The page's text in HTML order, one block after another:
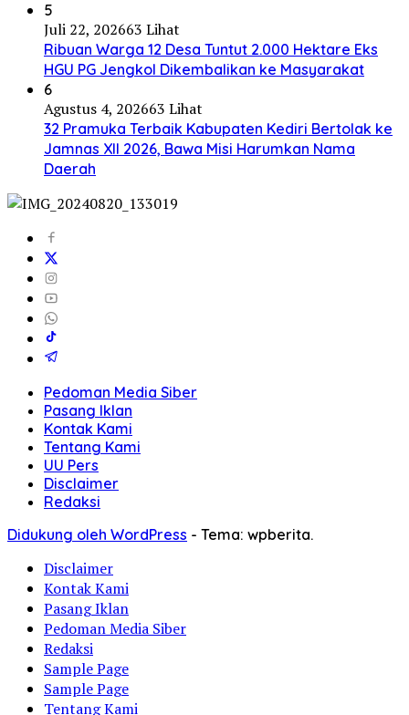
5
Juli 22, 202663 Lihat
Ribuan Warga 12 Desa Tuntut 2.000 Hektare Eks
HGU PG Jengkol Dikembalikan ke Masyarakat
6
Agustus 4, 202663 Lihat
32 Pramuka Terbaik Kabupaten Kediri Bertolak ke
Jamnas XII 2026, Bawa Misi Harumkan Nama
Daerah
Pedoman Media Siber
Pasang Iklan
Kontak Kami
Tentang Kami
UU Pers
Disclaimer
Redaksi
Didukung oleh WordPress - Tema: wpberita.
Disclaimer
Kontak Kami
Pasang Iklan
Pedoman Media Siber
Redaksi
Sample Page
Sample Page
Tentang Kami